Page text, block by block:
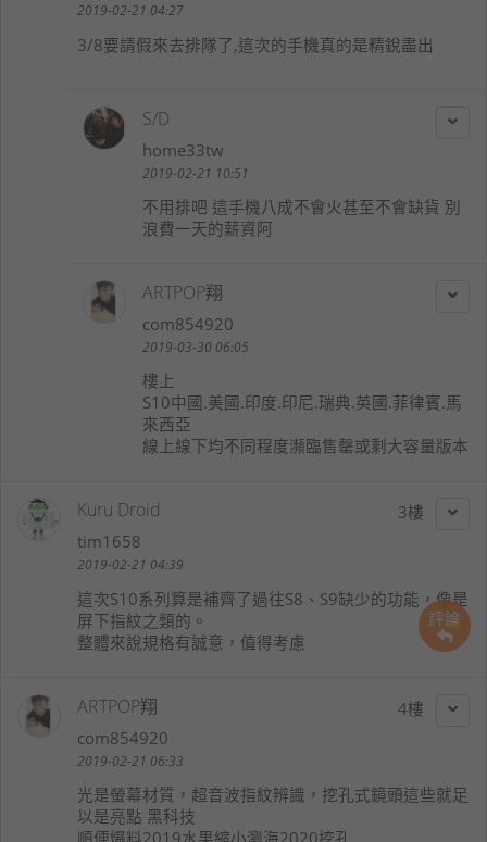
評論
2019-02-21 04:27
3/8要請假來去排隊了,這次的手機真的是精銳盡出
S/D
home33tw
2019-02-21 10:51
不用排吧 這手機八成不會火甚至不會缺貨 別
浪費一天的薪資阿
ARTPOP翔
com854920
2019-03-30 06:05
樓上
S10中國.美國.印度.印尼.瑞典.英國.菲律賓.馬
來西亞
線上線下均不同程度瀕臨售罄或剩大容量版本
3
Kuru Droid
tim1658
2019-02-21 04:39
這次S10系列算是補齊了過往S8、S9缺少的功能，像是
屏下指紋之類的。
整體來說規格有誠意，值得考慮
4
ARTPOP翔
com854920
2019-02-21 06:33
光是螢幕材質，超音波指紋辨識，挖孔式鏡頭這些就足
以是亮點 黑科技
順便爆料2019水果縮小瀏海2020挖孔